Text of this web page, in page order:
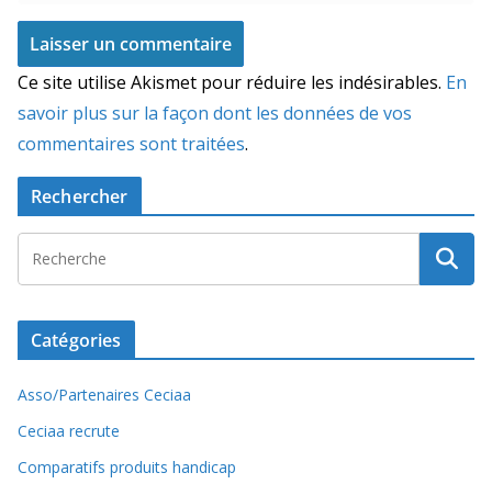
Ce site utilise Akismet pour réduire les indésirables. En
savoir plus sur la façon dont les données de vos
commentaires sont traitées.
Rechercher
Catégories
Asso/Partenaires Ceciaa
Ceciaa recrute
Comparatifs produits handicap